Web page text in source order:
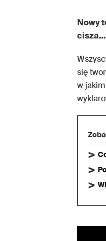
Nowy
cisza…
się
w